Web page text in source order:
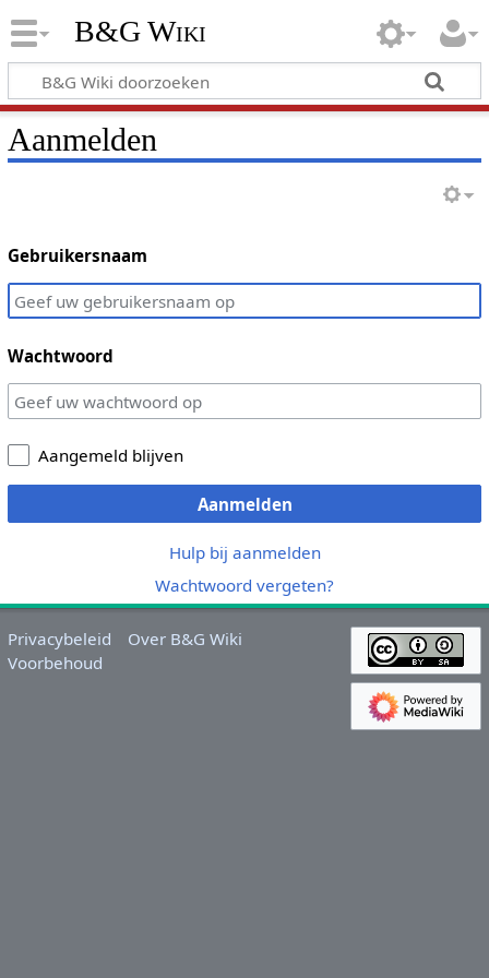
B&G Wiki
Aanmelden
Gebruikersnaam
Wachtwoord
Aangemeld blijven
Aanmelden
Hulp bij aanmelden
Wachtwoord vergeten?
Privacybeleid
Over B&G Wiki
Voorbehoud